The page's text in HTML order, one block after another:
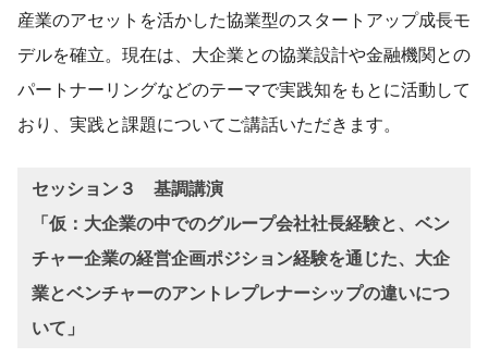
産業のアセットを活かした協業型のスタートアップ成長モ
デルを確立。現在は、大企業との協業設計や金融機関との
パートナーリングなどのテーマで実践知をもとに活動して
おり、実践と課題についてご講話いただきます。
セッション３ 基調講演
「仮：大企業の中でのグループ会社社長経験と、ベン
チャー企業の経営企画ポジション経験を通じた、大企
業とベンチャーのアントレプレナーシップの違いにつ
いて」